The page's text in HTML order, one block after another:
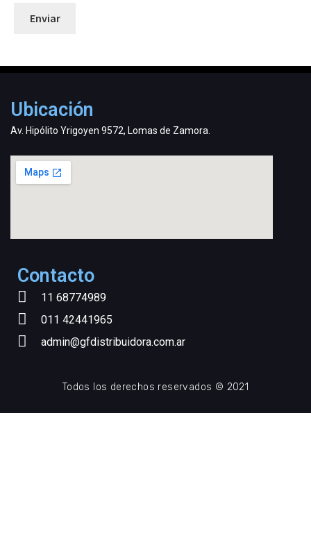
Ubicación
Av. Hipólito Yrigoyen 9572, Lomas de Zamora.
Contacto
11 68774989
011 42441965
admin@gfdistribuidora.com.ar
Todos los derechos reservados © 2021